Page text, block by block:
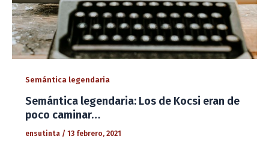
Semántica legendaria
Semántica legendaria: Los de Kocsi eran de
poco caminar…
ensutinta / 13 febrero, 2021